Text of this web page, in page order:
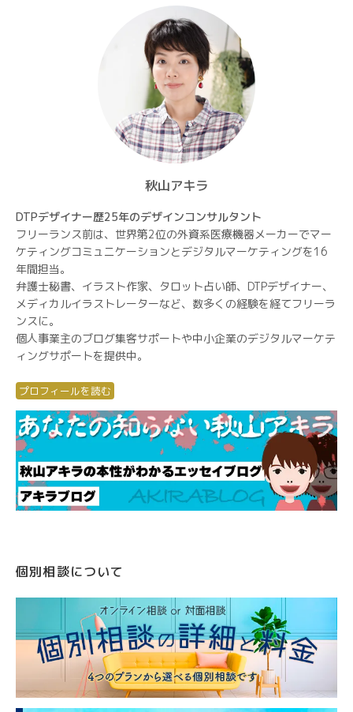
秋山アキラ
DTPデザイナー歴25年のデザインコンサルタント
フリーランス前は、世界第2位の外資系医療機器メーカーでマー
ケティングコミュニケーションとデジタルマーケティングを16
年間担当。
弁護士秘書、イラスト作家、タロット占い師、DTPデザイナー、
メディカルイラストレーターなど、数多くの経験を経てフリーラ
ンスに。
個人事業主のブログ集客サポートや中小企業のデジタルマーケテ
ィングサポートを提供中。
プロフィールを読む
個別相談について